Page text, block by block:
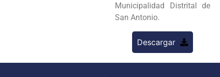
Municipalidad Distrital de
San Antonio.
Descargar